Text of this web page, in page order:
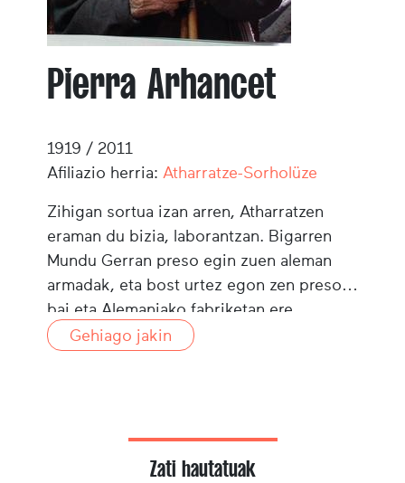
Pierra Arhancet
1919 / 2011
Afiliazio herria: Atharratze-Sorholüze
Zihigan sortua izan arren, Atharratzen
eraman du bizia, laborantzan. Bigarren
Mundu Gerran preso egin zuen aleman
armadak, eta bost urtez egon zen preso,
bai eta Alemaniako fabriketan ere,
Stuttgarten, batez ere.
Gehiago jakin
Zati hautatuak